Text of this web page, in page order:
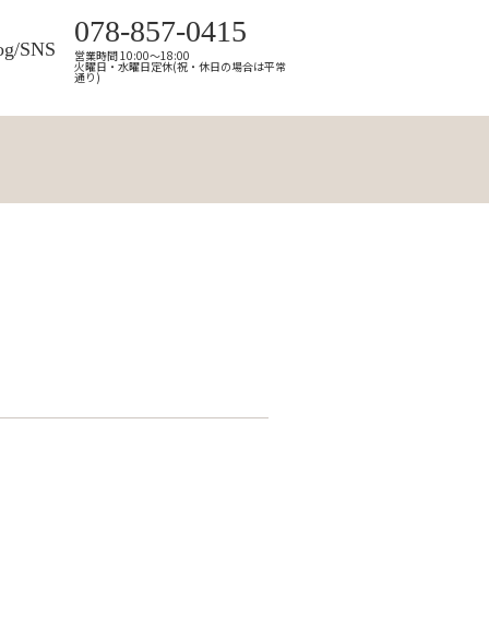
SNS
078-857-0415
営業時間 10:00～18:00
火曜日・水曜日定休(祝・休日の場合は平常
通り)